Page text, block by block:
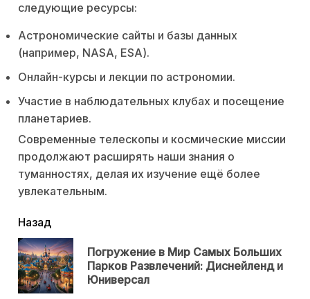
следующие ресурсы:
Астрономические сайты и базы данных
(например, NASA, ESA).
Онлайн-курсы и лекции по астрономии.
Участие в наблюдательных клубах и посещение
планетариев.
Современные телескопы и космические миссии
продолжают расширять наши знания о
туманностях, делая их изучение ещё более
увлекательным.
читать
еще
Назад
Погружение в Мир Самых Больших
Парков Развлечений: Диснейленд и
Юниверсал